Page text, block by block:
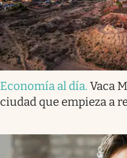
Economía al día. Vaca
ciudad que empieza a